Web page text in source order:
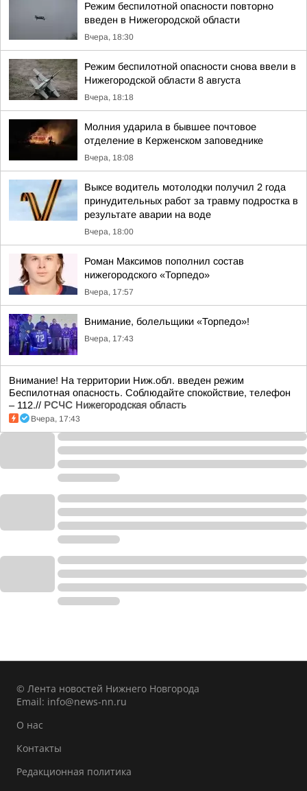
Режим беспилотной опасности повторно
введен в Нижегородской области
Вчера, 18:30
Режим беспилотной опасности снова ввели в
Нижегородской области 8 августа
Вчера, 18:18
Молния ударила в бывшее почтовое
отделение в Керженском заповеднике
Вчера, 18:08
Выксе водитель мотолодки получил 2 года
принудительных работ за травму подростка в
результате аварии на воде
Вчера, 18:00
Роман Максимов пополнил состав
нижегородского «Торпедо»
Вчера, 17:57
Внимание, болельщики «Торпедо»!
Вчера, 17:43
Внимание! На территории Ниж.обл. введен режим
Беспилотная опасность. Соблюдайте спокойствие, телефон
– 112.// РСЧС Нижегородская область
Вчера, 17:43
© Лента новостей Нижнего Новгорода
Email: info@news-nn.ru
О нас
Контакты
Редакционная политика